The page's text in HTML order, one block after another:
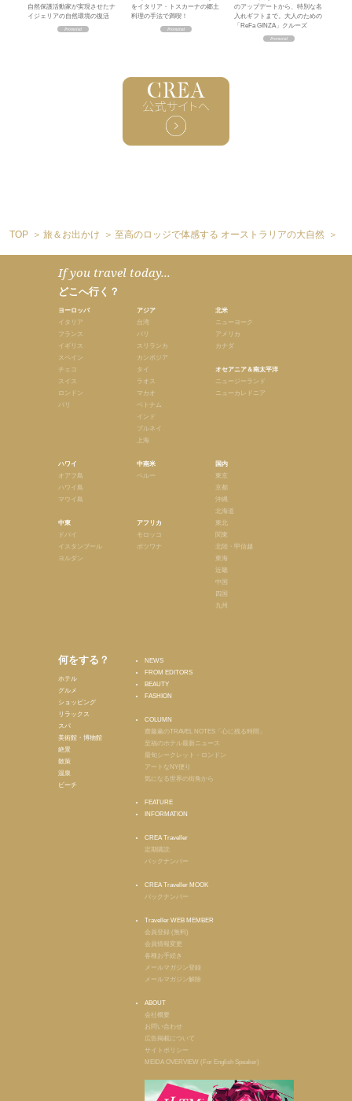
自然保護活動家が実現させたナ
イジェリアの自然環境の復活
をイタリア・トスカーナの郷土
料理の手法で満喫！
のアップデートから、特別な名
入れギフトまで。大人のための
「ReFa GINZA」クルーズ
TOP 旅＆お出かけ 至高のロッジで体感する オーストラリアの大自然
If you travel today...
どこへ行く？
ヨーロッパ
イタリア
フランス
イギリス
スペイン
チェコ
スイス
ロンドン
パリ
ハワイ
オアフ島
ハワイ島
マウイ島
中東
ドバイ
イスタンブール
ヨルダン
アジア
台湾
バリ
スリランカ
カンボジア
タイ
ラオス
マカオ
ベトナム
インド
ブルネイ
上海
中南米
ペルー
アフリカ
モロッコ
ボツワナ
北米
ニューヨーク
アメリカ
カナダ
オセアニア＆南太平洋
ニュージーランド
ニューカレドニア
国内
東京
京都
沖縄
北海道
東北
関東
北陸・甲信越
東海
近畿
中国
四国
九州
何をする？
ホテル
グルメ
ショッピング
リラックス
スパ
美術館・博物館
絶景
散策
温泉
ビーチ
NEWS
FROM EDITORS
BEAUTY
FASHION
COLUMN
齋藤薫のTRAVEL NOTES「心に残る時間」
至福のホテル最新ニュース
最旬シークレット・ロンドン
アートなNY便り
気になる世界の街角から
FEATURE
INFORMATION
CREA Traveller
定期購読
バックナンバー
CREA Traveller MOOK
バックナンバー
Traveller WEB MEMBER
会員登録 (無料)
会員情報変更
各種お手続き
メールマガジン登録
メールマガジン解除
ABOUT
会社概要
お問い合わせ
広告掲載について
サイトポリシー
MEIDA OVERVIEW (For English Speaker)